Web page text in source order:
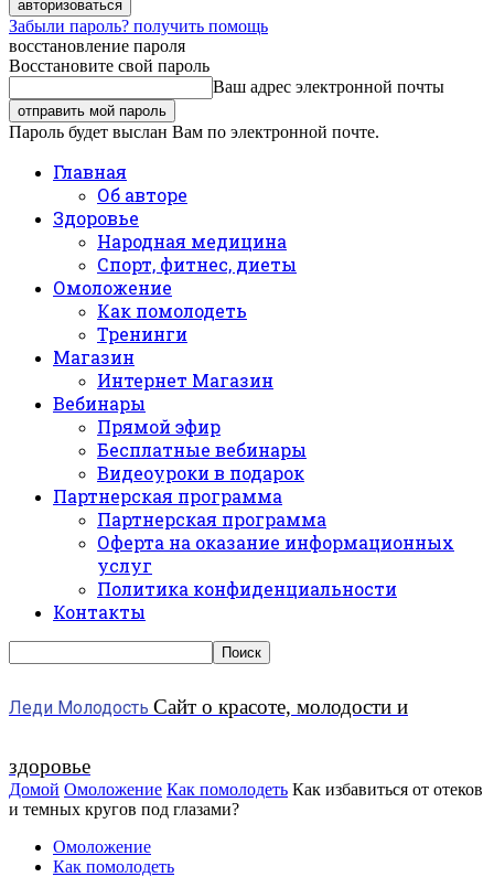
Забыли пароль? получить помощь
восстановление пароля
Восстановите свой пароль
Ваш адрес электронной почты
Пароль будет выслан Вам по электронной почте.
Главная
Об авторе
Здоровье
Народная медицина
Спорт, фитнес, диеты
Омоложение
Как помолодеть
Тренинги
Магазин
Интернет Магазин
Вебинары
Прямой эфир
Бесплатные вебинары
Видеоуроки в подарок
Партнерская программа
Партнерская программа
Оферта на оказание информационных
услуг
Политика конфиденциальности
Контакты
Леди Молодость Сайт о красоте, молодости и
здоровье
Домой Омоложение Как помолодеть Как избавиться от отеков
и темных кругов под глазами?
Омоложение
Как помолодеть